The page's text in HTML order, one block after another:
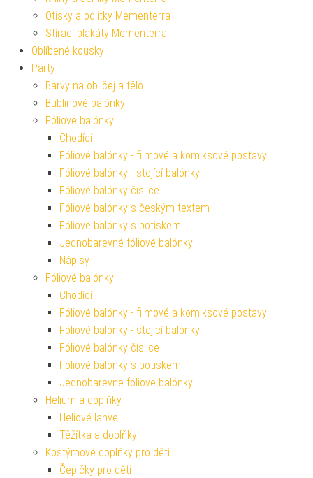
Otisky a odlitky Mementerra
Stírací plakáty Mementerra
Oblíbené kousky
Párty
Barvy na obličej a tělo
Bublinové balónky
Fóliové balónky
Chodící
Fóliové balónky - filmové a komiksové postavy
Fóliové balónky - stojící balónky
Fóliové balónky číslice
Fóliové balónky s českým textem
Fóliové balónky s potiskem
Jednobarevné fóliové balónky
Nápisy
Fóliové balónky
Chodící
Fóliové balónky - filmové a komiksové postavy
Fóliové balónky - stojící balónky
Fóliové balónky číslice
Fóliové balónky s potiskem
Jednobarevné fóliové balónky
Helium a doplňky
Heliové lahve
Těžítka a doplňky
Kostýmové doplňky pro děti
Čepičky pro děti